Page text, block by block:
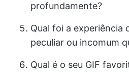
profundamente?
Qual foi a experiência
peculiar ou incomum
Qual é o seu GIF